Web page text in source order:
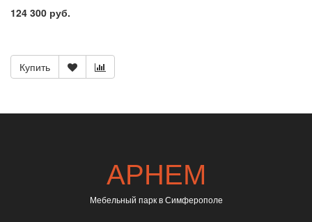
124 300 руб.
Купить
АРНЕМ
Мебельный парк в Симферополе